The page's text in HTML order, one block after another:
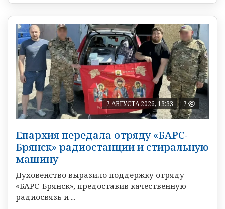
7 АВГУСТА 2026, 13:33 7
Епархия передала отряду «БАРС-
Брянск» радиостанции и стиральную
машину
Духовенство выразило поддержку отряду
«БАРС-Брянск», предоставив качественную
радиосвязь и ...